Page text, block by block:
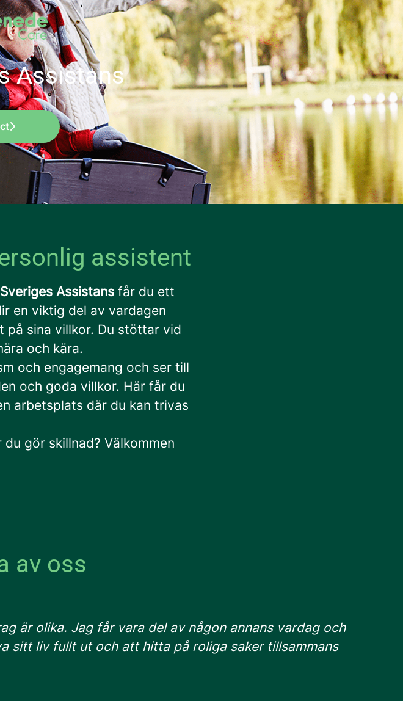
Assistans
assistent
Assistans får du ett
en viktig del av vardagen
på sina villkor. Du stöttar vid
och kära.
och engagemang och ser till
och goda villkor. Här får du
arbetsplats där du kan trivas
gör skillnad? Välkommen
av oss
är olika. Jag får vara del av någon annans vardag och
sitt liv fullt ut och att hitta på roliga saker tillsammans